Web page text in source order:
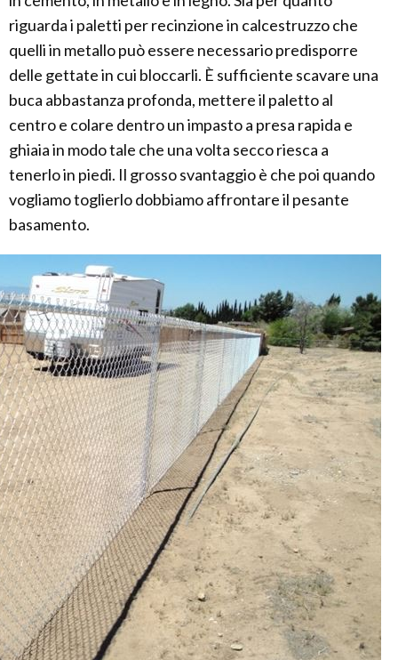
riguarda i paletti per recinzione in calcestruzzo che
quelli in metallo può essere necessario predisporre
delle gettate in cui bloccarli. È sufficiente scavare una
buca abbastanza profonda, mettere il paletto al
centro e colare dentro un impasto a presa rapida e
ghiaia in modo tale che una volta secco riesca a
tenerlo in piedi. Il grosso svantaggio è che poi quando
vogliamo toglierlo dobbiamo affrontare il pesante
basamento.